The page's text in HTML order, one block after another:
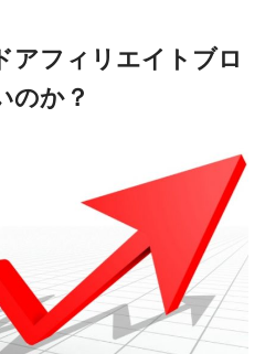
アフィリエイトブロ
のか？